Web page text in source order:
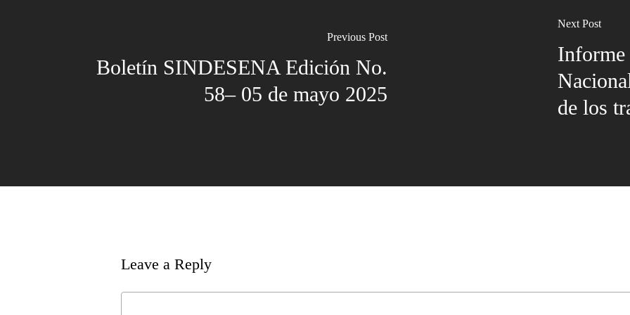
Previous Post
Boletín SINDESENA Edición No.
58– 05 de mayo 2025
Next Post
Informe
de los
Leave a Reply